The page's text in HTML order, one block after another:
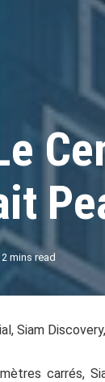
mins read
Siam
carrés,